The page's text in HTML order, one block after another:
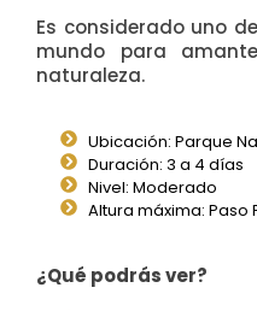
Es considerado uno
mundo para
naturaleza.
Ubicación: Parque
Duración: 3 a 4 días
Nivel: Moderado
Altura máxima: Paso
¿Qué podrás ver?